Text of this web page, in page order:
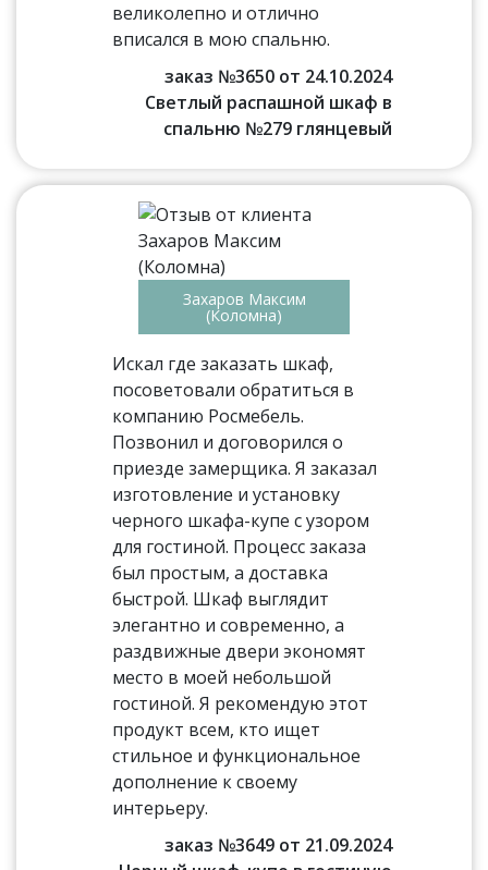
великолепно и отлично
вписался в мою спальню.
заказ №3650 от 24.10.2024
Светлый распашной шкаф в
спальню №279 глянцевый
Захаров Максим
(Коломна)
Искал где заказать шкаф,
посоветовали обратиться в
компанию Росмебель.
Позвонил и договорился о
приезде замерщика. Я заказал
изготовление и установку
черного шкафа-купе с узором
для гостиной. Процесс заказа
был простым, а доставка
быстрой. Шкаф выглядит
элегантно и современно, а
раздвижные двери экономят
место в моей небольшой
гостиной. Я рекомендую этот
продукт всем, кто ищет
стильное и функциональное
дополнение к своему
интерьеру.
заказ №3649 от 21.09.2024